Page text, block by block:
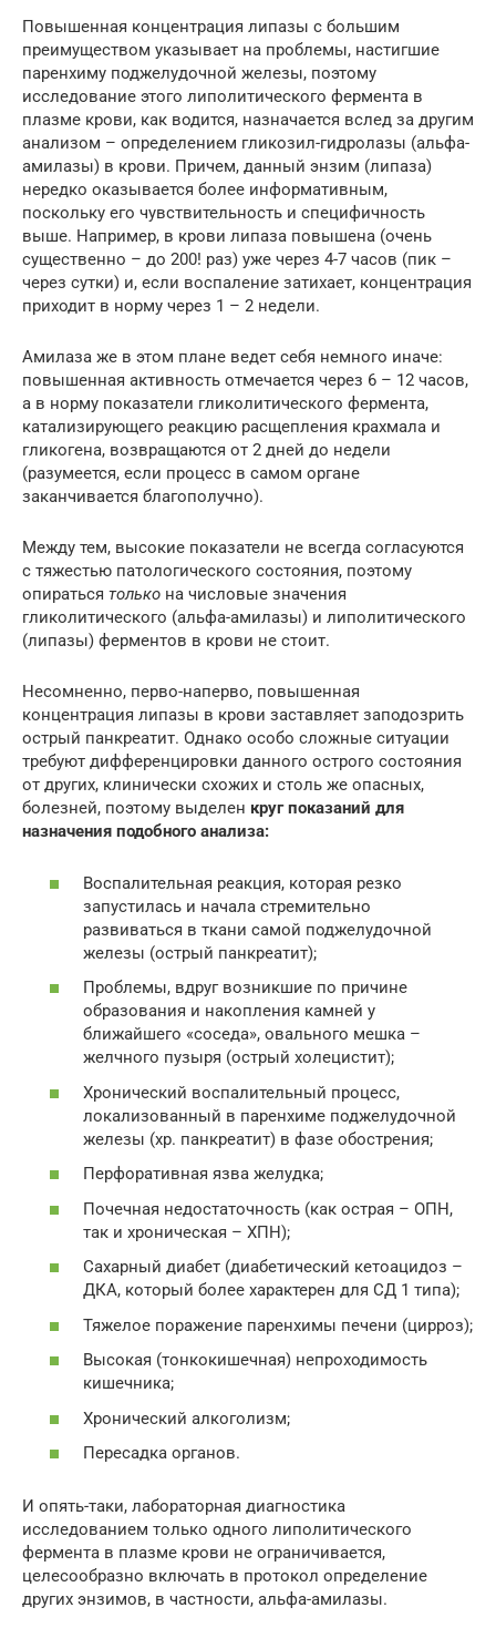
Повышенная концентрация липазы с большим
преимуществом указывает на проблемы, настигшие
паренхиму поджелудочной железы, поэтому
исследование этого липолитического фермента в
плазме крови, как водится, назначается вслед за другим
анализом – определением гликозил-гидролазы (альфа-
амилазы) в крови. Причем, данный энзим (липаза)
нередко оказывается более информативным,
поскольку его чувствительность и специфичность
выше. Например, в крови липаза повышена (очень
существенно – до 200! раз) уже через 4-7 часов (пик –
через сутки) и, если воспаление затихает, концентрация
приходит в норму через 1 – 2 недели.
Амилаза же в этом плане ведет себя немного иначе:
повышенная активность отмечается через 6 – 12 часов,
а в норму показатели гликолитического фермента,
катализирующего реакцию расщепления крахмала и
гликогена, возвращаются от 2 дней до недели
(разумеется, если процесс в самом органе
заканчивается благополучно).
Между тем, высокие показатели не всегда согласуются
с тяжестью патологического состояния, поэтому
опираться только на числовые значения
гликолитического (альфа-амилазы) и липолитического
(липазы) ферментов в крови не стоит.
Несомненно, перво-наперво, повышенная
концентрация липазы в крови заставляет заподозрить
острый панкреатит. Однако особо сложные ситуации
требуют дифференцировки данного острого состояния
от других, клинически схожих и столь же опасных,
болезней, поэтому выделен круг показаний для
назначения подобного анализа:
Воспалительная реакция, которая резко
запустилась и начала стремительно
развиваться в ткани самой поджелудочной
железы (острый панкреатит);
Проблемы, вдруг возникшие по причине
образования и накопления камней у
ближайшего «соседа», овального мешка –
желчного пузыря (острый холецистит);
Хронический воспалительный процесс,
локализованный в паренхиме поджелудочной
железы (хр. панкреатит) в фазе обострения;
Перфоративная язва желудка;
Почечная недостаточность (как острая – ОПН,
так и хроническая – ХПН);
Сахарный диабет (диабетический кетоацидоз –
ДКА, который более характерен для СД 1 типа);
Тяжелое поражение паренхимы печени (цирроз);
Высокая (тонкокишечная) непроходимость
кишечника;
Хронический алкоголизм;
Пересадка органов.
И опять-таки, лабораторная диагностика
исследованием только одного липолитического
фермента в плазме крови не ограничивается,
целесообразно включать в протокол определение
других энзимов, в частности, альфа-амилазы.